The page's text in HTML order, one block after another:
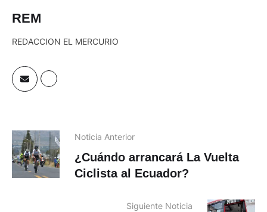
REM
REDACCION EL MERCURIO
Noticia Anterior
¿Cuándo arrancará La Vuelta
Ciclista al Ecuador?
Siguiente Noticia